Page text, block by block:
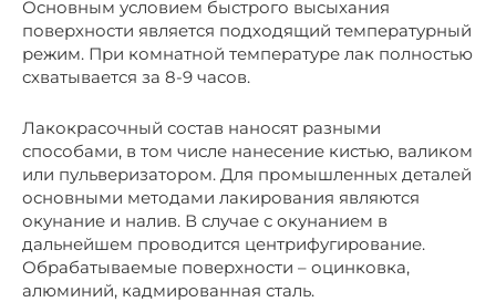
Основным условием быстрого высыхания
поверхности является подходящий температурный
режим. При комнатной температуре лак полностью
схватывается за 8-9 часов.
Лакокрасочный состав наносят разными
способами, в том числе нанесение кистью, валиком
или пульверизатором. Для промышленных деталей
основными методами лакирования являются
окунание и налив. В случае с окунанием в
дальнейшем проводится центрифугирование.
Обрабатываемые поверхности – оцинковка,
алюминий, кадмированная сталь.